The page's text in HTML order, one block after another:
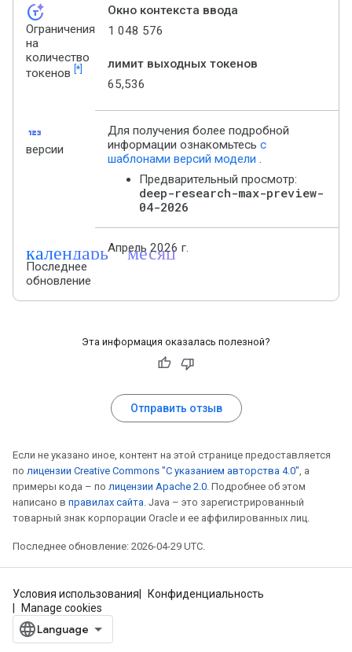
token_auto
Ограничения
на
количество
токенов [*]
Окно контекста ввода
1 048 576
лимит выходных токенов
65,536
123
версии
Для получения более подробной
информации ознакомьтесь с
шаблонами версий модели .
Предварительный просмотр:
deep-research-max-preview-
04-2026
календарь_месяц
Последнее
обновление
Апрель 2026 г.
Эта информация оказалась полезной?
Отправить отзыв
Если не указано иное, контент на этой странице предоставляется
по лицензии Creative Commons "С указанием авторства 4.0" , а
примеры кода – по лицензии Apache 2.0 . Подробнее об этом
написано в правилах сайта . Java – это зарегистрированный
товарный знак корпорации Oracle и ее аффилированных лиц.
Последнее обновление: 2026-04-29 UTC.
Условия использования
Конфиденциальность
Manage cookies